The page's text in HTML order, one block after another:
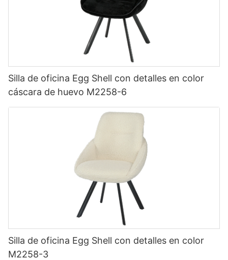
Silla de oficina Egg Shell con detalles en color
cáscara de huevo M2258-6
Silla de oficina Egg Shell con detalles en color
M2258-3